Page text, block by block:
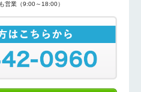
営業（9:00～18:00）